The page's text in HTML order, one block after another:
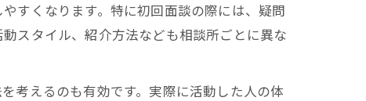
すくなります。特に初回面談の際には、疑問
スタイル、紹介方法なども相談所ごとに異な
考えるのも有効です。実際に活動した人の体